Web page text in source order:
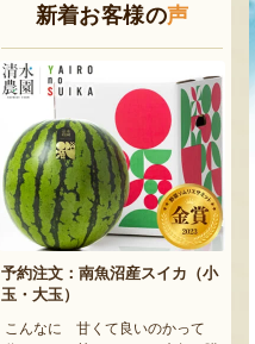
新着お客様の声
予約注文：南魚沼産スイカ（小
玉・大玉）
こんなに 甘くて良いのかって